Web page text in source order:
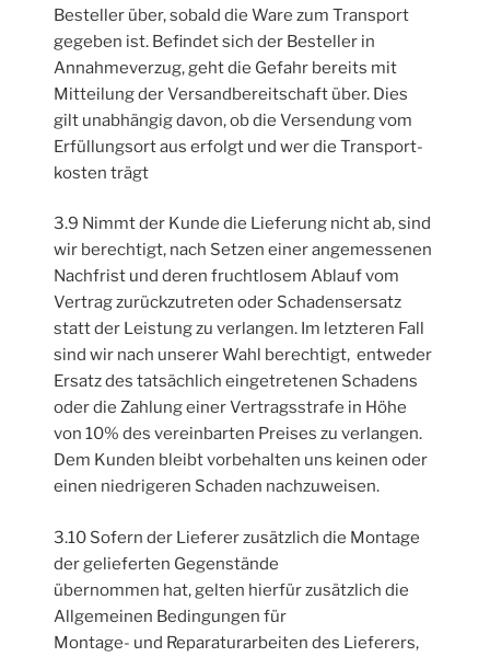
Besteller über, sobald die Ware zum Transport
gegeben ist. Befindet sich der Besteller in
Annahmeverzug, geht die Gefahr bereits mit
Mitteilung der Versandbereitschaft über. Dies
gilt unabhängig davon, ob die Versendung vom
Erfüllungsort aus erfolgt und wer die Transport-
kosten trägt
3.9 Nimmt der Kunde die Lieferung nicht ab, sind
wir berechtigt, nach Setzen einer angemessenen
Nachfrist und deren fruchtlosem Ablauf vom
Vertrag zurückzutreten oder Schadensersatz
statt der Leistung zu verlangen. Im letzteren Fall
sind wir nach unserer Wahl berechtigt, entweder
Ersatz des tatsächlich eingetretenen Schadens
oder die Zahlung einer Vertragsstrafe in Höhe
von 10% des vereinbarten Preises zu verlangen.
Dem Kunden bleibt vorbehalten uns keinen oder
einen niedrigeren Schaden nachzuweisen.
3.10 Sofern der Lieferer zusätzlich die Montage
der gelieferten Gegenstände
übernommen hat, gelten hierfür zusätzlich die
Allgemeinen Bedingungen für
Montage- und Reparaturarbeiten des Lieferers,